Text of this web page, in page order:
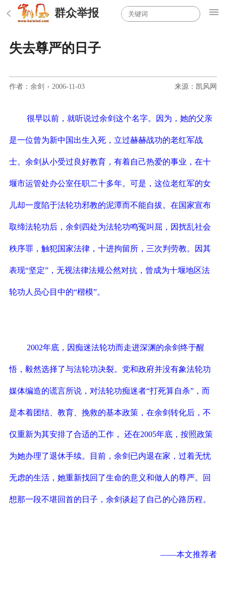
群众举报
失去尊严的日子
作者：余剑 · 2006-11-03 来源：凯风网
很早以前，就听说过余剑这个名字。因为，她的父亲
是一位曾为新中国出生入死，立过赫赫战功的老红军战
士。余剑从小受过良好教育，有着自己热爱的事业，在十
堰市运管处办公室任职二十多年。可是，这位老红军的女
儿却一度陷于法轮功邪教的泥潭而不能自拔。在国家宣布
取缔法轮功后，余剑四处为法轮功鸣冤叫屈，因扰乱社会
秩序罪，触犯国家法律，十进拘留所，三次判劳教。因其
表现“坚定”，无视法律法规公然对抗，曾成为十堰地区法
轮功人员心目中的“楷模”。
2002年底，因痴迷法轮功而走进深渊的余剑终于醒
悟，毅然选择了与法轮功决裂。党和政府并没有象法轮功
媒体编造的谎言所说，对法轮功痴迷者“打死算自杀”，而
是本着团结、教育、挽救的基本政策，在余剑转化后，不
仅重新为其安排了合适的工作， 还在2005年底，按照政策
为她办理了退休手续。目前，余剑已内退在家，过着无忧
无虑的生活，她重新找回了生命的意义和做人的尊严。回
想那一段不堪回首的日子，余剑谈起了自己的心路历程。
——本文推荐者